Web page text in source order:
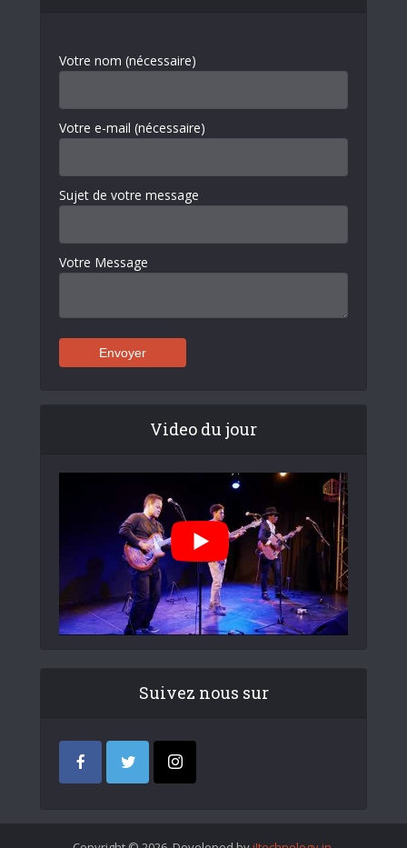
Votre nom (nécessaire)
Votre e-mail (nécessaire)
Sujet de votre message
Votre Message
Video du jour
Suivez nous sur